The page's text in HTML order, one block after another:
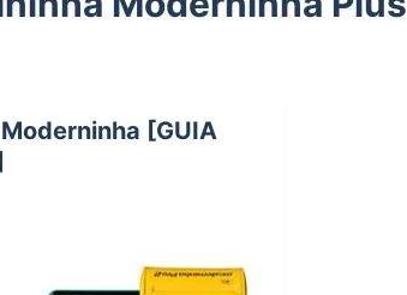
[GUIA